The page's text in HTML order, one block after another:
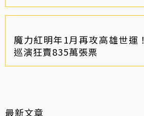
魔力紅明年1月再攻高雄世運
巡演狂賣835萬張票
最新文章